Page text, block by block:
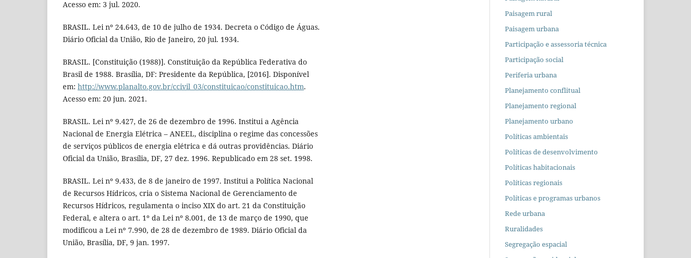
Acesso em: 3 jul. 2020.
BRASIL. Lei nº 24.643, de 10 de julho de 1934. Decreta o Código de Águas.
Diário Oficial da União, Rio de Janeiro, 20 jul. 1934.
BRASIL. [Constituição (1988)]. Constituição da República Federativa do
Brasil de 1988. Brasília, DF: Presidente da República, [2016]. Disponível
em: http://www.planalto.gov.br/ccivil_03/constituicao/constituicao.htm.
Acesso em: 20 jun. 2021.
BRASIL. Lei nº 9.427, de 26 de dezembro de 1996. Institui a Agência
Nacional de Energia Elétrica – ANEEL, disciplina o regime das concessões
de serviços públicos de energia elétrica e dá outras providências. Diário
Oficial da União, Brasília, DF, 27 dez. 1996. Republicado em 28 set. 1998.
BRASIL. Lei nº 9.433, de 8 de janeiro de 1997. Institui a Política Nacional
de Recursos Hídricos, cria o Sistema Nacional de Gerenciamento de
Recursos Hídricos, regulamenta o inciso XIX do art. 21 da Constituição
Federal, e altera o art. 1º da Lei nº 8.001, de 13 de março de 1990, que
modificou a Lei nº 7.990, de 28 de dezembro de 1989. Diário Oficial da
União, Brasília, DF, 9 jan. 1997.
Paisagem rural
Paisagem urbana
Participação e assessoria técnica
Participação social
Periferia urbana
Planejamento conflitual
Planejamento regional
Planejamento urbano
Políticas ambientais
Políticas de desenvolvimento
Políticas habitacionais
Políticas regionais
Políticas e programas urbanos
Rede urbana
Ruralidades
Segregação espacial